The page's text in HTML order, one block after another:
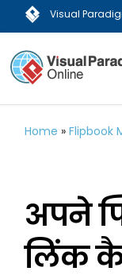
Visual
Home »Flipbook
अपने
लिंक